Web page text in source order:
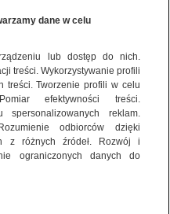
Please try
dane w celu
lub dostęp do nich.
treści. Wykorzystywanie profili
treści. Tworzenie profili w celu
efektywności treści.
reklam.
odbiorców dzięki
z różnych źródeł. Rozwój i
ograniczonych danych do